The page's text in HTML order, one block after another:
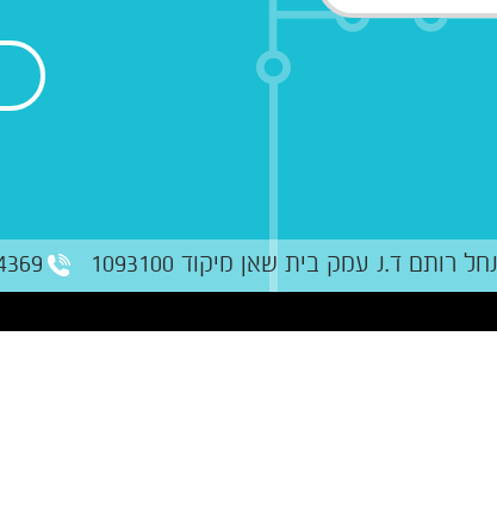
נחל רותם ד.נ עמק בית שאן מיקוד 1093100